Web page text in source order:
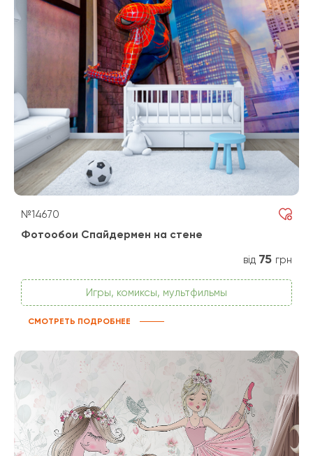
№14670
Фотообои Спайдермен на стене
від 75 грн
Игры, комиксы, мультфильмы
СМОТРЕТЬ ПОДРОБНЕЕ